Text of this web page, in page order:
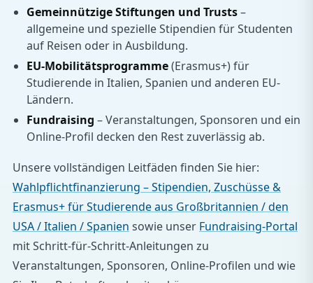
Gemeinnützige Stiftungen und Trusts–
allgemeine und spezielle Stipendien für Studenten
auf Reisen oder in Ausbildung.
EU-Mobilitätsprogramme(Erasmus+) für
Studierende in Italien, Spanien und anderen EU-
Ländern.
Fundraising – Veranstaltungen, Sponsoren und ein
Online-Profil decken den Rest zuverlässig ab.
Unsere vollständigen Leitfäden finden Sie hier:
Wahlpflichtfinanzierung – Stipendien, Zuschüsse &
Erasmus+ für Studierende aus Großbritannien / den
USA / Italien / Spanien sowie unser Fundraising-Portal
mit Schritt-für-Schritt-Anleitungen zu
Veranstaltungen, Sponsoren, Online-Profilen und wie